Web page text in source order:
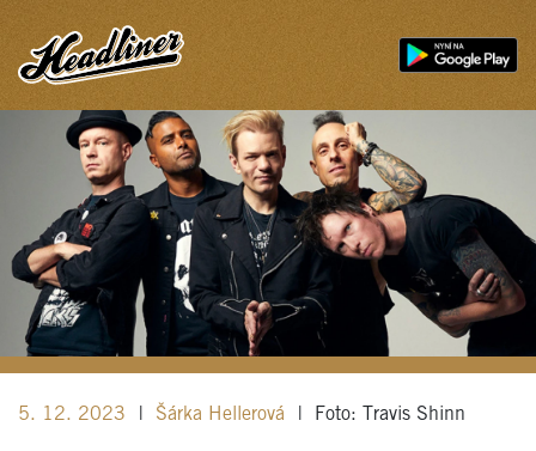
5. 12. 2023 Šárka Hellerová Foto: Travis Shinn